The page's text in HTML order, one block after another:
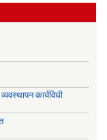
कार्यविधी